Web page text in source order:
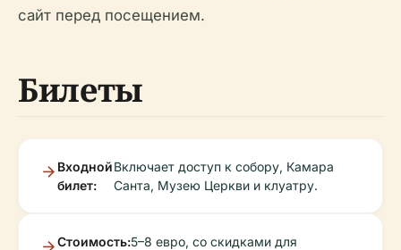
сайт перед посещением.
Билеты
Входной
билет:
Включает доступ к собору, Камара
Санта, Музею Церкви и клуатру.
Стоимость:5–8 евро, со скидками для